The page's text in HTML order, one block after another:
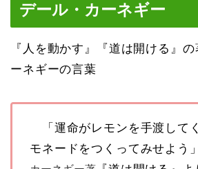
デール・カーネギー
『人を動かす』『道は開ける』
ーネギーの言葉
「運命がレモンを手渡して
モネードをつくってみせよ